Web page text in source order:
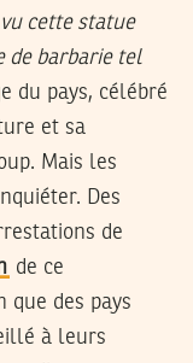
vu cette statue
de barbarie tel
du pays, célébré
et sa
Mais les
Des
de
de ce
que des pays
à leurs